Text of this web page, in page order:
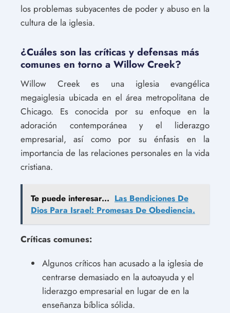
los problemas subyacentes de poder y abuso en la
cultura de la iglesia.
¿Cuáles son las críticas y defensas más
comunes en torno a Willow Creek?
Willow Creek es una iglesia evangélica
megaiglesia ubicada en el área metropolitana de
Chicago. Es conocida por su enfoque en la
adoración contemporánea y el liderazgo
empresarial, así como por su énfasis en la
importancia de las relaciones personales en la vida
cristiana.
Te puede interesar... Las Bendiciones De
Dios Para Israel: Promesas De Obediencia.
Críticas comunes:
Algunos críticos han acusado a la iglesia de
centrarse demasiado en la autoayuda y el
liderazgo empresarial en lugar de en la
enseñanza bíblica sólida.